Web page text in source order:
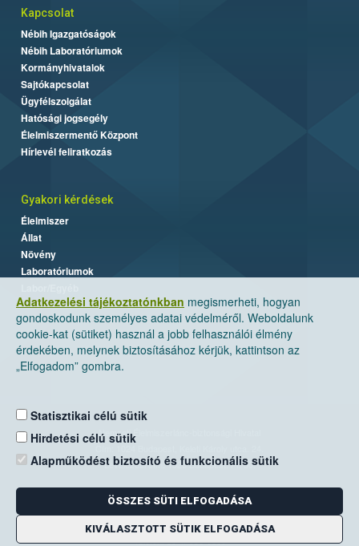
Adatkezelési tájékoztatónkban megismerheti, hogyan
gondoskodunk személyes adatai védelméről. Weboldalunk
cookie-kat (sütiket) használ a jobb felhasználói élmény
érdekében, melynek biztosításához kérjük, kattintson az
„Elfogadom” gombra.
Statisztikai célú sütik
Hirdetési célú sütik
Alapműködést biztosító és funkcionális sütik
ÖSSZES SÜTI ELFOGADÁSA
KIVÁLASZTOTT SÜTIK ELFOGADÁSA
Kapcsolat
Nébih Igazgatóságok
Nébih Laboratóriumok
Kormányhivatalok
Sajtókapcsolat
Ügyfélszolgálat
Hatósági jogsegély
Élelmiszermentő Központ
Hírlevél feliratkozás
Gyakori kérdések
Élelmiszer
Állat
Növény
Laboratóriumok
Nemzeti Élelmiszerlánc-biztonsági Hivatal
Levelezési cím: 1525 Budapest. Pf. 30.
E-mail:ugyfelszolgalat@nebih.gov.hu
Zöld szám: 06-80/263-244
Telefon: 06-1/ 336-9000